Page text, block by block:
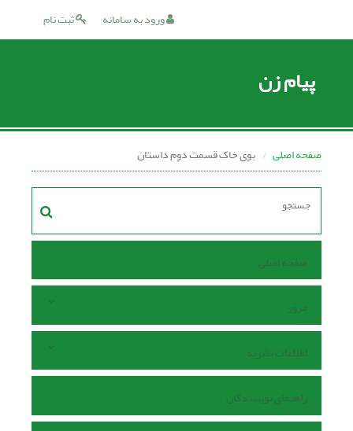
ثبت نام ورود به سامانه
پیام زن
صفحه اصلی بوى خاک قسمت دوم داستان
صفحه اصلی
مرور
اطلاعات نشریه
راهنمای نویسندگان